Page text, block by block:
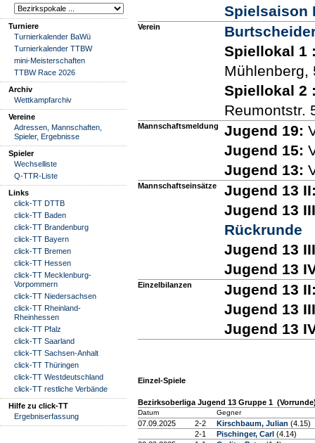
Turniere
Turnierkalender BaWü
Turnierkalender TTBW
mini-Meisterschaften
TTBW Race 2026
Archiv
Wettkampfarchiv
Vereine
Adressen, Mannschaften,
Spieler, Ergebnisse
Spieler
Wechselliste
Q-TTR-Liste
Links
click-TT DTTB
click-TT Baden
click-TT Brandenburg
click-TT Bayern
click-TT Bremen
click-TT Hessen
click-TT Mecklenburg-
Vorpommern
click-TT Niedersachsen
click-TT Rheinland-
Rheinhessen
click-TT Pfalz
click-TT Saarland
click-TT Sachsen-Anhalt
click-TT Thüringen
click-TT Westdeutschland
click-TT restliche Verbände
Hilfe zu click-TT
Ergebniserfassung
Spielsaison
Verein
Spiellokal 1
Mühlenberg,
Spiellokal 2
Reumontstr.
Mannschaftsmeldung Jugend 19:
Jugend 15:
Jugend 13:
Mannschaftseinsätze
Jugend 13
Jugend 13
Rückrunde
Jugend 13
Jugend 13
Einzelbilanzen
Jugend 13
Jugend 13
Jugend 13
Einzel-Spiele
Bezirksoberliga Jugend 13 Gruppe 1
Datum Gegner
07.09.2025 2-2 Kirschbaum, Julian (4.15)
2-1
Pischinger, Carl (4.14)